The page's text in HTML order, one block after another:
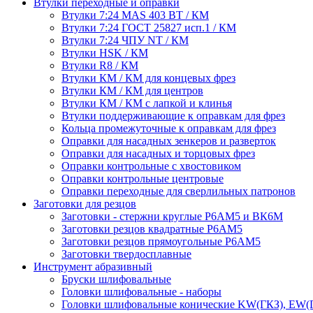
Втулки переходные и оправки
Втулки 7:24 MAS 403 BT / КМ
Втулки 7:24 ГОСТ 25827 исп.1 / КМ
Втулки 7:24 ЧПУ NT / КМ
Втулки HSK / КМ
Втулки R8 / КМ
Втулки КМ / КМ для концевых фрез
Втулки КМ / КМ для центров
Втулки КМ / КМ с лапкой и клинья
Втулки поддерживающие к оправкам для фрез
Кольца промежуточные к оправкам для фрез
Оправки для насадных зенкеров и разверток
Оправки для насадных и торцовых фрез
Оправки контрольные с хвостовиком
Оправки контрольные центровые
Оправки переходные для сверлильных патронов
Заготовки для резцов
Заготовки - стержни круглые Р6АМ5 и ВК6М
Заготовки резцов квадратные Р6АМ5
Заготовки резцов прямоугольные Р6АМ5
Заготовки твердосплавные
Инструмент абразивный
Бруски шлифовальные
Головки шлифовальные - наборы
Головки шлифовальные конические KW(ГКЗ),